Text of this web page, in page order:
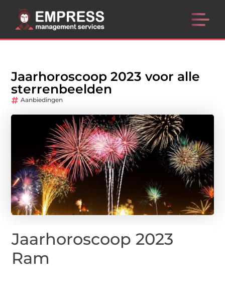
Jaarhoroscoop 2023 voor alle
sterrenbeelden
Aanbiedingen
Jaarhoroscoop 2023
Ram